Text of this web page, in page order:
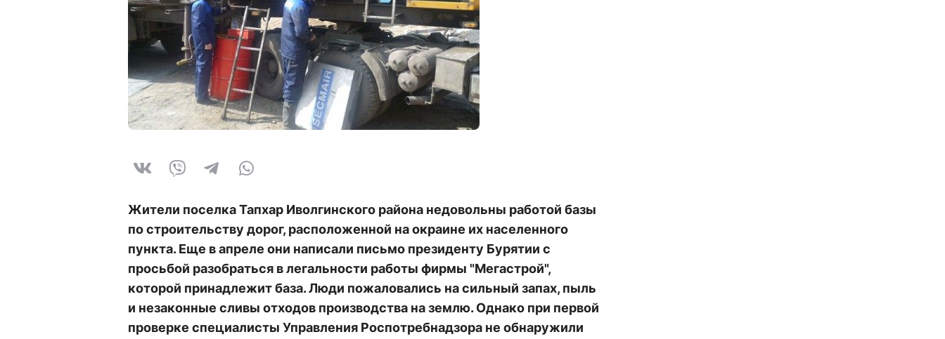
Жители поселка Тапхар Иволгинского района недовольны работой базы
по строительству дорог, расположенной на окраине их населенного
пункта. Еще в апреле они написали письмо президенту Бурятии с
просьбой разобраться в легальности работы фирмы "Мегастрой",
которой принадлежит база. Люди пожаловались на сильный запах, пыль
и незаконные сливы отходов производства на землю. Однако при первой
проверке специалисты Управления Роспотребнадзора не обнаружили